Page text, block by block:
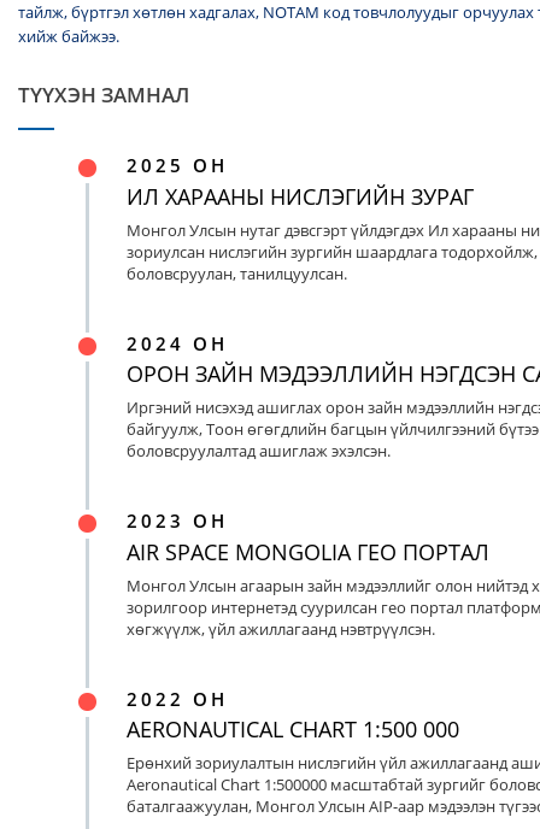
тайлж, бүртгэл хөтлөн хадгалах, NОТАМ код товчлолуудыг
хийж байжээ.
ТҮҮХЭН ЗАМНАЛ
2025 ОН
ИЛ ХАРААНЫ НИСЛЭГИЙН ЗУРАГ
Монгол Улсын нутаг дэвсгэрт үйлдэгдэх Ил харааны
зориулсан нислэгийн зургийн шаардлага тодорхойлж,
боловсруулан, танилцуулсан.
2024 ОН
ОРОН ЗАЙН МЭДЭЭЛЛИЙН НЭГДСЭН
Иргэний нисэхэд ашиглах орон зайн мэдээллийн
байгуулж, Тоон өгөгдлийн багцын үйлчилгээний
боловсруулалтад ашиглаж эхэлсэн.
2023 ОН
AIR SPACE MONGOLIA ГЕО ПОРТАЛ
Монгол Улсын агаарын зайн мэдээллийг олон нийтэд
зорилгоор интернетэд суурилсан гео портал
хөгжүүлж, үйл ажиллагаанд нэвтрүүлсэн.
2022 ОН
AERONAUTICAL CHART 1:500 000
Ерөнхий зориулалтын нислэгийн үйл ажиллагаанд
Aeronautical Chart 1:500000 масштабтай зургийг
баталгаажуулан, Монгол Улсын AIP-аар мэдээлэн